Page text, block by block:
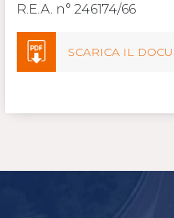
R.E.A. n° 246174/66
SCARICA IL